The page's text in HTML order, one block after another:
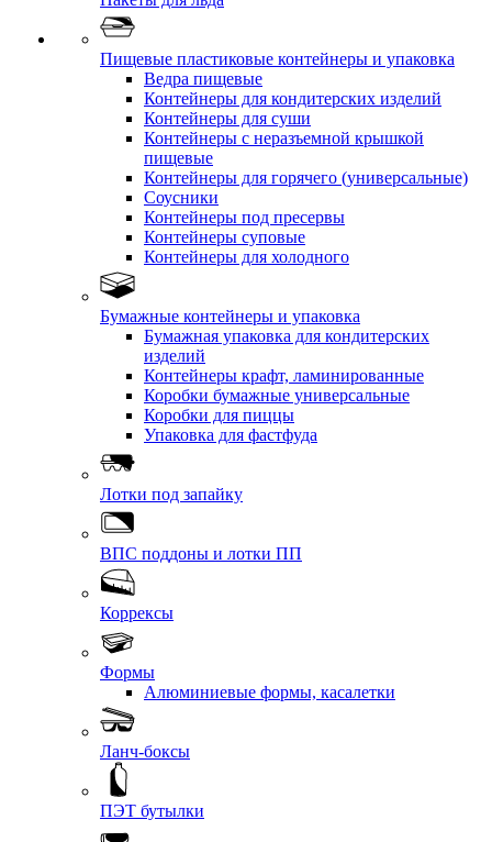
Пищевые пластиковые контейнеры и упаковка
Ведра пищевые
Контейнеры для кондитерских изделий
Контейнеры для суши
Контейнеры с неразъемной крышкой
пищевые
Контейнеры для горячего (универсальные)
Соусники
Контейнеры под пресервы
Контейнеры суповые
Контейнеры для холодного
Бумажные контейнеры и упаковка
Бумажная упаковка для кондитерских
изделий
Контейнеры крафт, ламинированные
Коробки бумажные универсальные
Коробки для пиццы
Упаковка для фастфуда
Лотки под запайку
ВПС поддоны и лотки ПП
Коррексы
Формы
Алюминиевые формы, касалетки
Ланч-боксы
ПЭТ бутылки